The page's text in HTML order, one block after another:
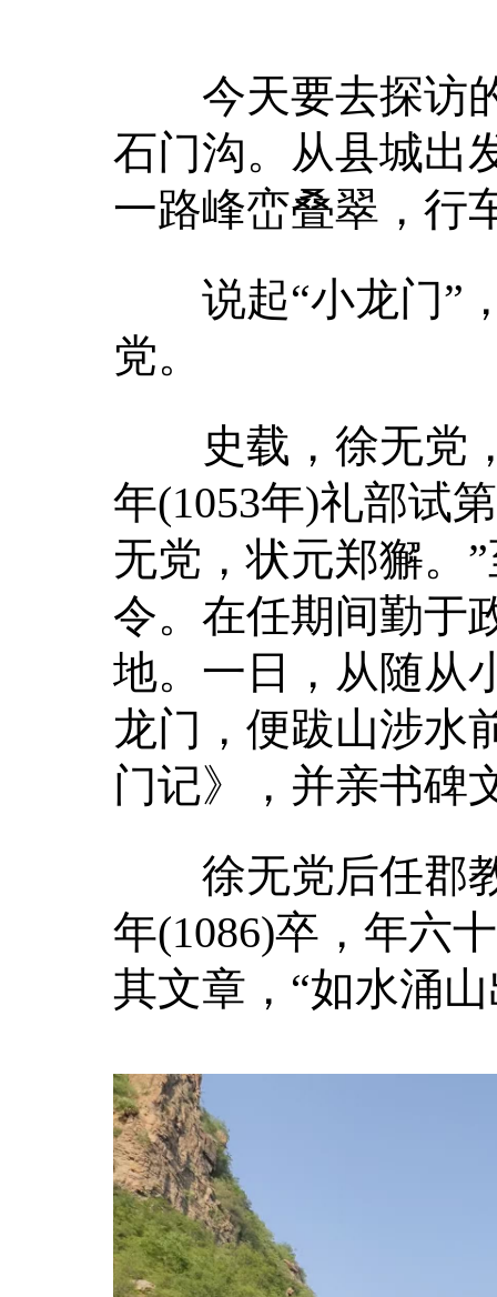
今天要去探访的
石门沟。从县城出
一路峰峦叠翠，行
说起“小龙门”，
党。
史载，徐无党，
年(1053年)礼部试
无党，状元郑獬。
令。在任期间勤于
地。一日，从随从
龙门，便跋山涉水
门记》，并亲书碑
徐无党后任郡教
年(1086)卒，年六
其文章，“如水涌